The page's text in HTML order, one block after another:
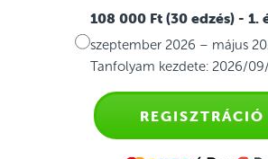
108 000 Ft (30 edzés) - 1.
szeptember 2026 – május
Tanfolyam kezdete: 2026/
REGISZTRÁCIÓ